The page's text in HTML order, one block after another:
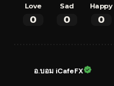
Love
0
Sad
0
Happy
0
อ.บอม iCafeFX